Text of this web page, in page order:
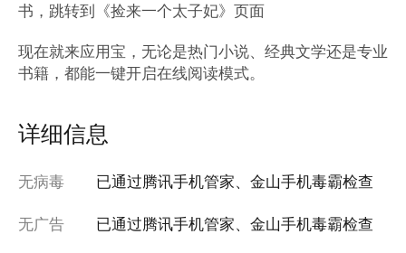
书，跳转到《捡来一个太子妃》页面
现在就来应用宝，无论是热门小说、经典文学还是专业
书籍，都能一键开启在线阅读模式。
详细信息
无病毒 已通过腾讯手机管家、金山手机毒霸检查
无广告 已通过腾讯手机管家、金山手机毒霸检查